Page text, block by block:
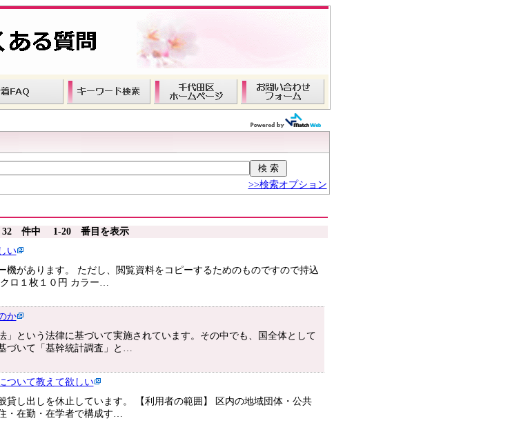
>>検索オプション
32 件中 1-20 番目を表示
い
機があります。 ただし、閲覧資料をコピーするためのものですので持込
ロ１枚１０円 カラー…
か
」という法律に基づいて実施されています。その中でも、国全体として
づいて「基幹統計調査」と…
ついて教えて欲しい
し出しを休止しています。 【利用者の範囲】 区内の地域団体・公共
・在勤・在学者で構成す…